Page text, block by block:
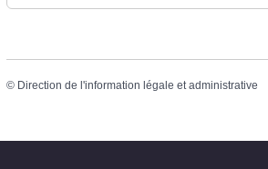
© Direction de l'information légale et administrative